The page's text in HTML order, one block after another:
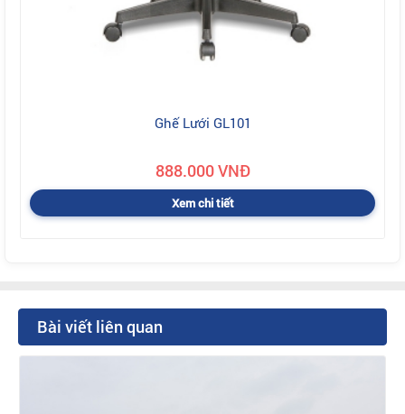
Ghế Lưới GL101
888.000 VNĐ
Xem chi tiết
Bài viết liên quan